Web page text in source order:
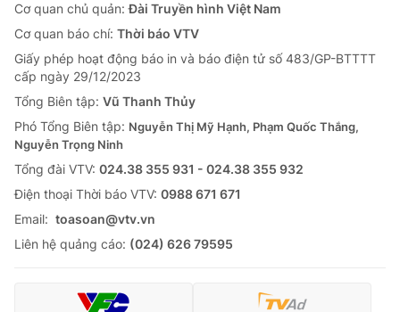
Cơ quan chủ quản:Đài Truyền hình Việt Nam
Cơ quan báo chí: Thời báo VTV
Giấy phép hoạt động báo in và báo điện tử số 483/GP-BTTTT
cấp ngày 29/12/2023
Tổng Biên tập: Vũ Thanh Thủy
Phó Tổng Biên tập: Nguyễn Thị Mỹ Hạnh, Phạm Quốc Thắng,
Nguyễn Trọng Ninh
Tổng đài VTV: 024.38 355 931 - 024.38 355 932
Ðiện thoại Thời báo VTV: 0988 671 671
Email: toasoan@vtv.vn
Liên hệ quảng cáo: (024) 626 79595